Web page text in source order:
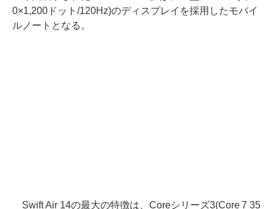
0×1,200ドット/120Hz)のディスプレイを採用したモバイ
ルノートとなる。
Swift Air 14の最大の特徴は、Coreシリーズ3(Core 7 35